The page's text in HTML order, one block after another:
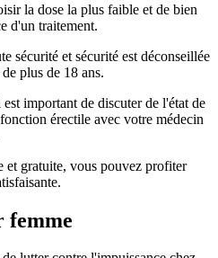
la dose la plus faible et de bien
d'un traitement.
sécurité et sécurité est déconseillée
plus de 18 ans.
important de discuter de l'état de
érectile avec votre médecin
et gratuite, vous pouvez profiter
femme